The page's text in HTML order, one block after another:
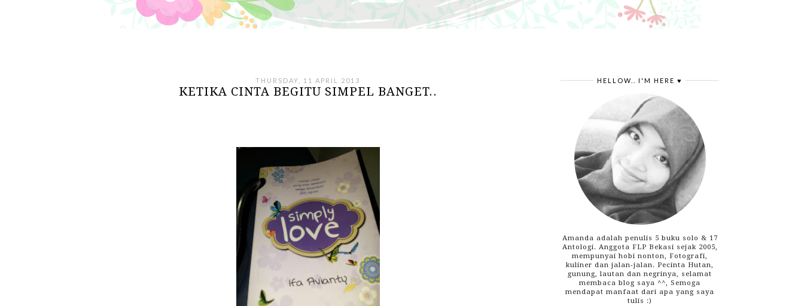
THURSDAY, 11 APRIL 2013
KETIKA CINTA BEGITU SIMPEL BANGET..
HELLOW.. I'M HERE ♥
Amanda adalah penulis 5 buku solo & 17
Antologi. Anggota FLP Bekasi sejak 2005,
mempunyai hobi nonton, Fotografi,
kuliner dan jalan-jalan. Pecinta Hutan,
gunung, lautan dan negrinya, selamat
membaca blog saya ^^, Semoga
mendapat manfaat dari apa yang saya
tulis :)